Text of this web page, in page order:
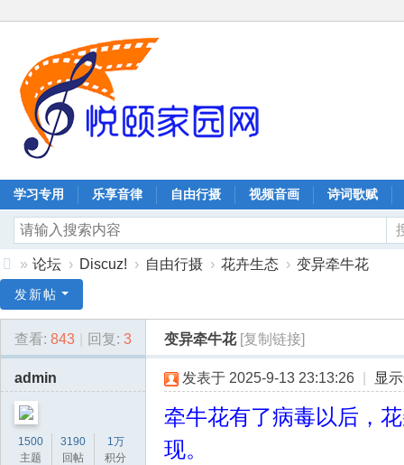
学习专用 乐享音律 自由行摄 视频音画 诗词歌赋
同
科
» 论坛 › Discuz! › 自由行摄 › 花卉生态 › 变异牵牛花
发新帖
查看: 843 回复: 3 变异牵牛花 [复制链接]
admin
1500
主题
3190
回帖
1万
积分
发表于 2025-9-13 23:13:26 显
牵牛花有了病毒以后，
现。